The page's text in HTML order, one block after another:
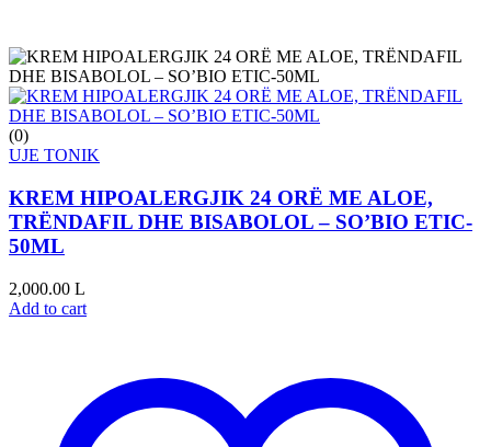
(0)
UJE TONIK
KREM HIPOALERGJIK 24 ORË ME ALOE,
TRËNDAFIL DHE BISABOLOL – SO’BIO ETIC-
50ML
2,000.00 L
Add to cart